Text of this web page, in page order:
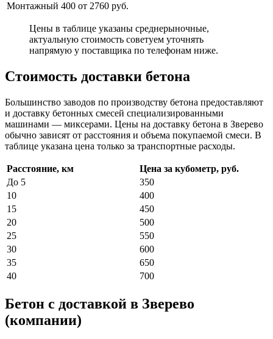
Монтажный 400 от 2760 руб.
Цены в таблице указаны среднерыночные,
актуальную стоимость советуем уточнять
напрямую у поставщика по телефонам ниже.
Стоимость доставки бетона
Большинство заводов по производству бетона предоставляют
и доставку бетонных смесей специализированными
машинами — миксерами. Цены на доставку бетона в Зверево
обычно зависят от расстояния и объема покупаемой смеси. В
таблице указана цена только за транспортные расходы.
Расстояние, км
Цена за кубометр, руб.
До 5
350
10
400
15
450
20
500
25
550
30
600
35
650
40
700
Бетон с доставкой в Зверево
(компании)